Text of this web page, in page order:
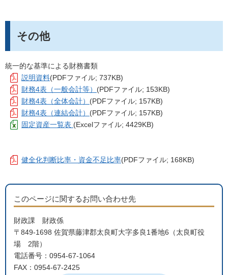
その他
統一的な基準による財務書類
説明資料(PDFファイル; 737KB)
財務4表（一般会計等） (PDFファイル; 153KB)
財務4表（全体会計） (PDFファイル; 157KB)
財務4表（連結会計） (PDFファイル; 157KB)
固定資産一覧表 (Excelファイル; 4429KB)
健全化判断比率・資金不足比率(PDFファイル; 168KB)
このページに関するお問い合わせ先
財政課 財政係
〒849-1698 佐賀県藤津郡太良町大字多良1番地6（太良町役
場 2階）
電話番号：0954-67-1064
FAX：0954-67-2425